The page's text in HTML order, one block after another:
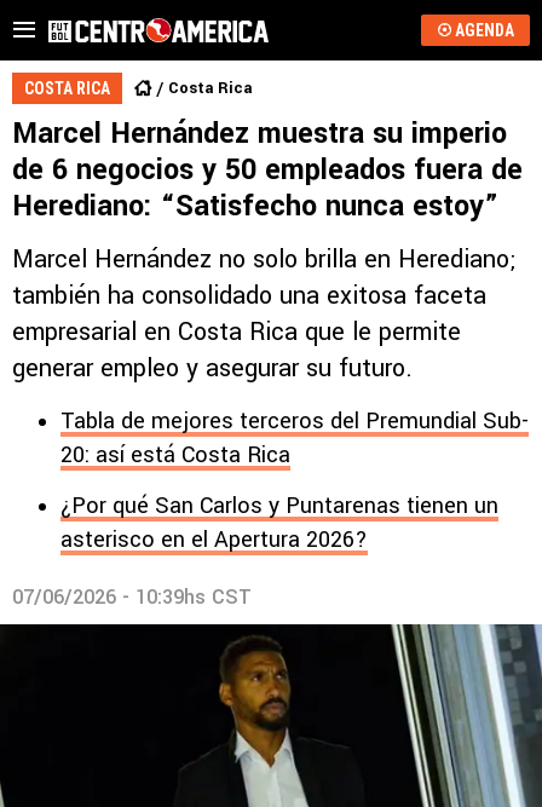
AGENDA
COSTA RICA Costa Rica
Marcel Hernández muestra su imperio
de 6 negocios y 50 empleados fuera de
Herediano: “Satisfecho nunca estoy”
Marcel Hernández no solo brilla en Herediano;
también ha consolidado una exitosa faceta
empresarial en Costa Rica que le permite
generar empleo y asegurar su futuro.
Tabla de mejores terceros del Premundial Sub-
20: así está Costa Rica
¿Por qué San Carlos y Puntarenas tienen un
asterisco en el Apertura 2026?
07/06/2026 - 10:39hs CST